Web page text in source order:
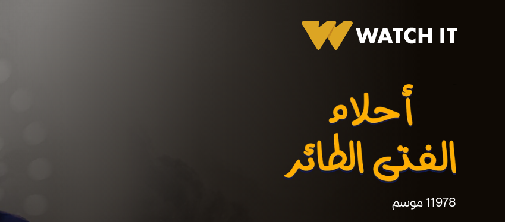
19781 موسم